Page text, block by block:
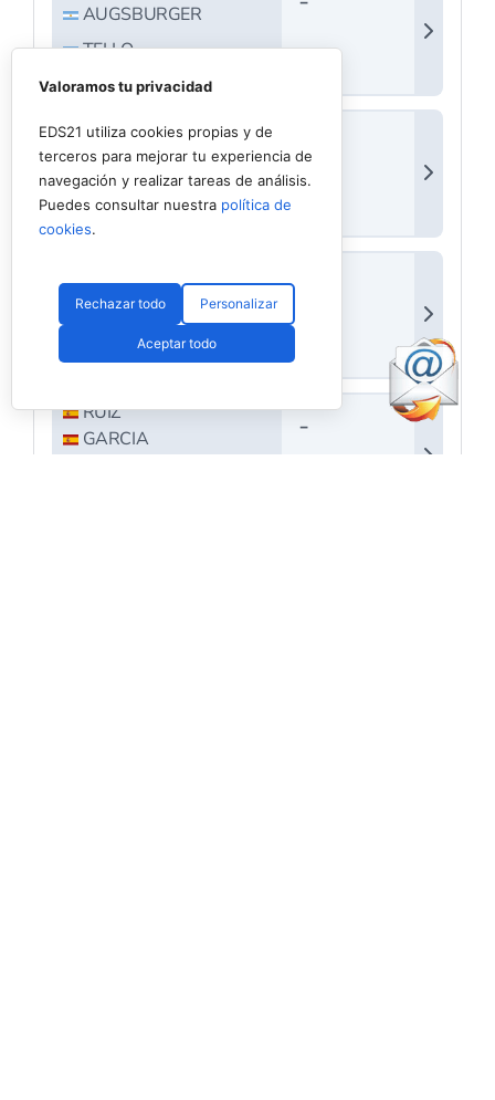
Valoramos tu privacidad
EDS21 utiliza cookies propias y de
terceros para mejorar tu experiencia de
navegación y realizar tareas de análisis.
Puedes consultar nuestra política de
cookies.
Rechazar todo Personalizar
Aceptar todo